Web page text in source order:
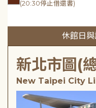
(20:30停止借還書)
休館日
新北市圖(
New Taipei City